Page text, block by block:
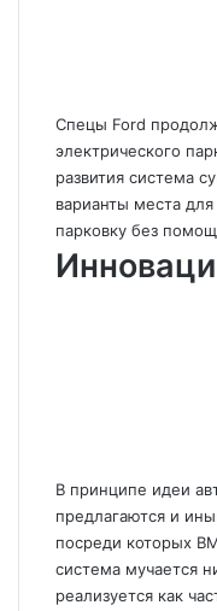
Спецы Ford
электрического
развития система
варианты места
парковку без
В принципе идеи
предлагаются и
посреди которых
система мучается
реализуется как